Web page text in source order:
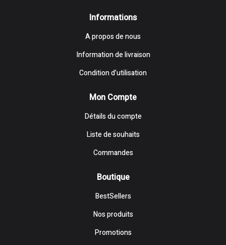
Informations
A propos de nous
Information de livraison
Condition d’utilisation
Mon Compte
Détails du compte
Liste de souhaits
Commandes
Boutique
BestSellers
Nos produits
Promotions